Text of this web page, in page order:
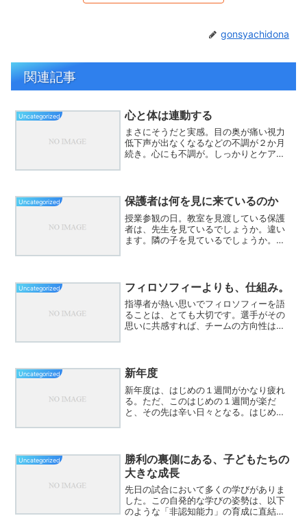
gonsyachidona
関連記事
Uncategorized 心と体は連動する
まさにそうだと実感。目の奥が痛い視力
低下声が出なくなるなどの不調が２か月
続き。心にも不調が。しっかりとケアし
Uncategorized 保護者は何を見に来ているのか
授業参観の日。教室を見渡している保護
者は、先生を見ているでしょうか。違い
ます。隣の子を見ているでしょうか。そ
れているかな。」「頑張っ...
Uncategorized フィロソフィーよりも、仕組み。
指導者が熱い思いでフィロソフィーを語
ることは、とても大切です。選手がその
思いに共感すれば、チームの方向性は揃
ょうか。以前は、「いい話...
Uncategorized 新年度
新年度は、はじめの１週間がかなり疲れ
る。ただ、このはじめの１週間が楽だ
と、その先は辛い日々となる。はじめが
Uncategorized
勝利の裏側にある、子どもたちの
大きな成長
先日の試合において多くの学びがありま
した。この自発的な学びの姿勢は、以下
のような「非認知能力」の育成に直結し